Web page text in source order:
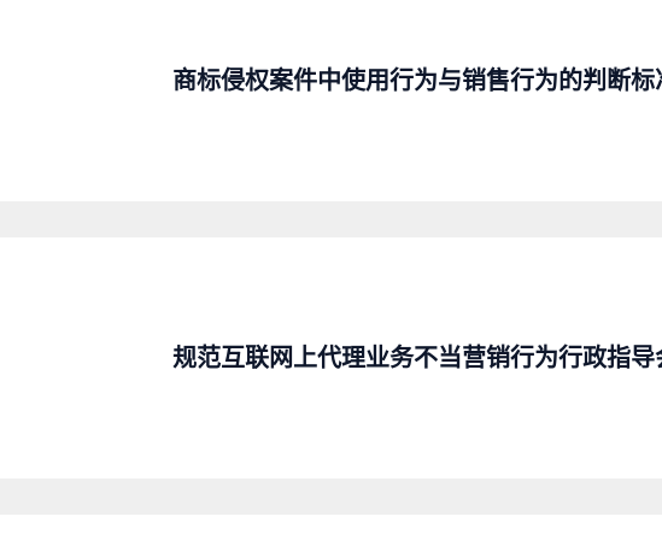
商标侵权案件中使用行为与销售行为的判断标
规范互联网上代理业务不当营销行为行政指导